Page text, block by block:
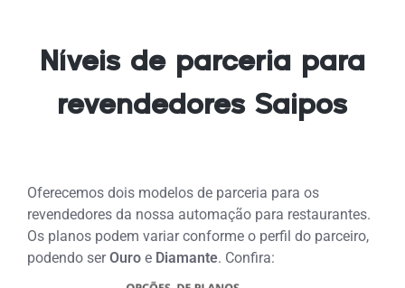
Níveis de parceria para
revendedores Saipos
Oferecemos dois modelos de parceria para os
revendedores da nossa automação para restaurantes.
Os planos podem variar conforme o perfil do parceiro,
podendo ser Ouro e Diamante. Confira: